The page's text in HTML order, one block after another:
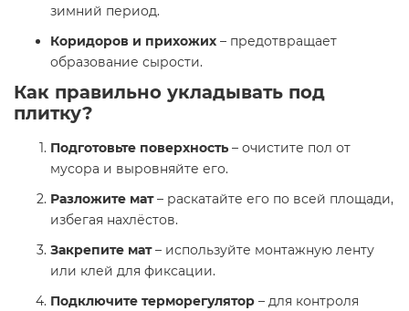
зимний период.
Коридоров и прихожих – предотвращает
образование сырости.
Как правильно укладывать под
плитку?
Подготовьте поверхность – очистите пол от
мусора и выровняйте его.
Разложите мат– раскатайте его по всей площади,
избегая нахлёстов.
Закрепите мат– используйте монтажную ленту
или клей для фиксации.
Подключите терморегулятор – для контроля